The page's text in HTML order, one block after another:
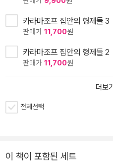
카라마조프 집안의 형제들 3
판매가 11,700원
카라마조프 집안의 형제들 2
판매가 11,700원
더보기
전체선택
이 책이 포함된 세트